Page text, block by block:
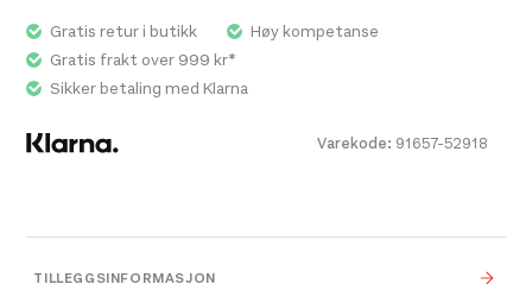
Varekode: 91657-52918
Gratis retur i butikk
Høy kompetanse
Gratis frakt over 999 kr*
Sikker betaling med Klarna
TILLEGGSINFORMASJON